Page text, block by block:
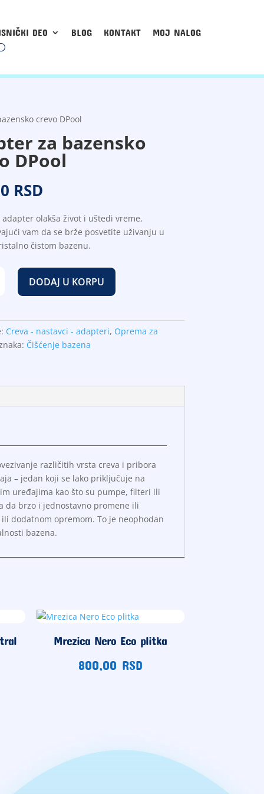
DEO BLOG KONTAKT MOJ NALOG
crevo DPool
za bazensko
DPool
RSD
adapter olakša život i uštedi vreme,
vam da se brže posvetite uživanju u
čistom bazenu.
DODAJ U KORPU
Creva - nastavci - adapteri, Oprema za
Čišćenje bazena
različitih vrsta creva i pribora
– jedan koji se lako priključuje na
uređajima kao što su pumpe, filteri ili
da brzo i jednostavno promene ili
dodatnom opremom. To je neophodan
bazena.
Mrezica Nero Eco plitka
800,00 RSD